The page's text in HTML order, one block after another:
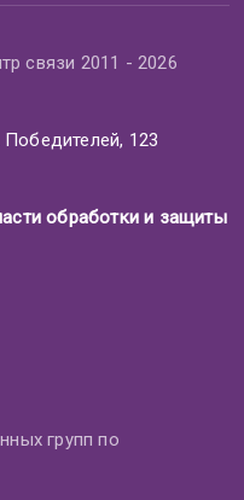
связи 2011 - 2026
Победителей, 123
обработки и защиты
групп по